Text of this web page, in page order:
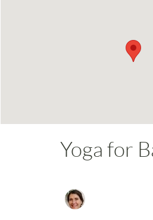
Yoga for